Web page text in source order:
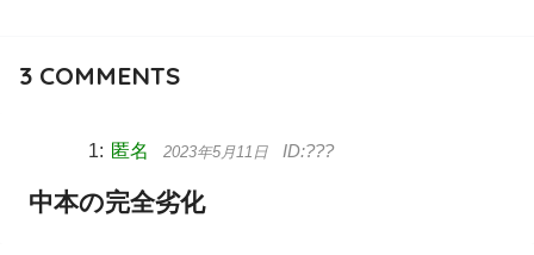
3COMMENTS
匿名 2023年5月11日
中本の完全劣化